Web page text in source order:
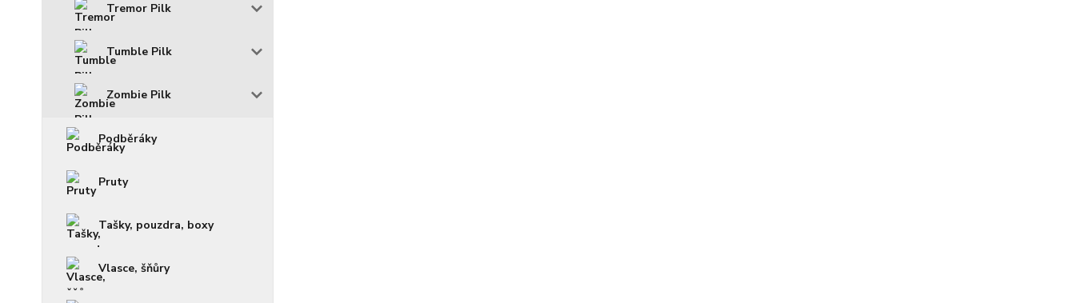
Tremor Pilk
Tumble Pilk
Zombie Pilk
Podběráky
Pruty
Tašky, pouzdra, boxy
Vlasce, šňůry